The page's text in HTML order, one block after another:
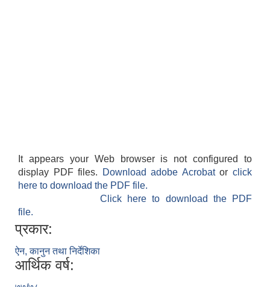
It appears your Web browser is not configured to
display PDF files.
Download adobe Acrobatorclick
here to download the PDF file.
Click here to download the PDF
file.
प्रकार:
ऐन, कानुन तथा निर्देशिका
आर्थिक वर्ष: